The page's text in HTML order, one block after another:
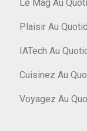
Le Mag Au
Plaisir Au
IATech Au
Cuisinez Au
Voyagez Au